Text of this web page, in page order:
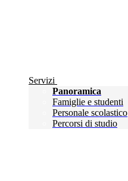
Servizi
Panoramica
Famiglie e studenti
Personale scolastico
Percorsi di studio